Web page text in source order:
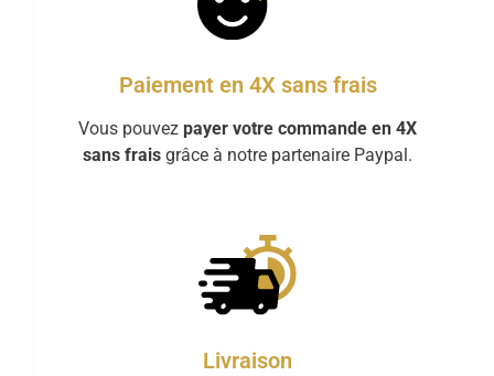
Paiement en 4X sans frais
Vous pouvez payer votre commande en 4X
sans frais grâce à notre partenaire Paypal.
Livraison